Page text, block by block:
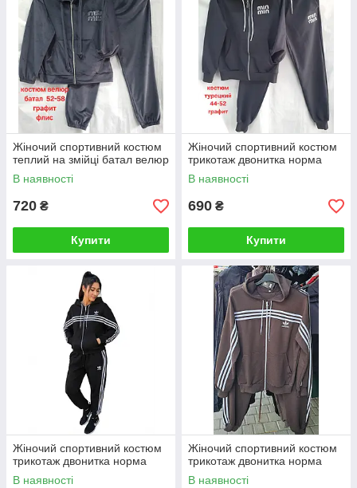
Жіночий спортивний костюм
теплий на змійці батал велюр
В наявності
720 ₴
Купити
Жіночий спортивний костюм
трикотаж двонитка норма
В наявності
690 ₴
Купити
Жіночий спортивний костюм
трикотаж двонитка норма
В наявності
Жіночий спортивний костюм
трикотаж двонитка норма
В наявності